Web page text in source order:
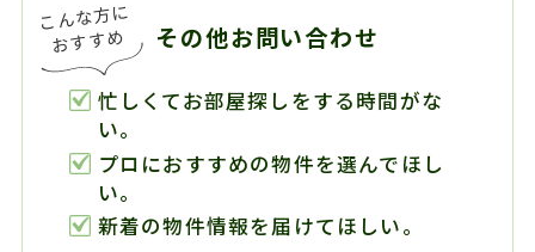
その他お問い合わせ
忙しくてお部屋探しをする時間がな
い。
プロにおすすめの物件を選んでほし
い。
新着の物件情報を届けてほしい。